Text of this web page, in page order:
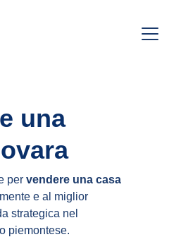
per vendere una casa
e al miglior
strategica nel
piemontese.
una